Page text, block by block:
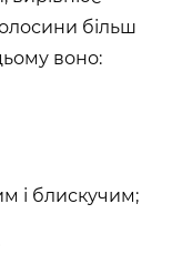
більш
воно:
і блискучим;